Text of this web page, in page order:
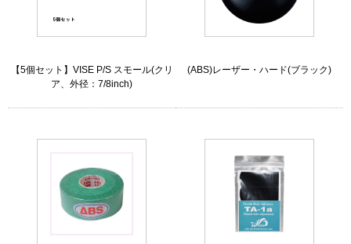
【5個セット】VISE P/S スモール(クリ
ア、外径：7/8inch)
(ABS)レーザー・ハード(ブラック)